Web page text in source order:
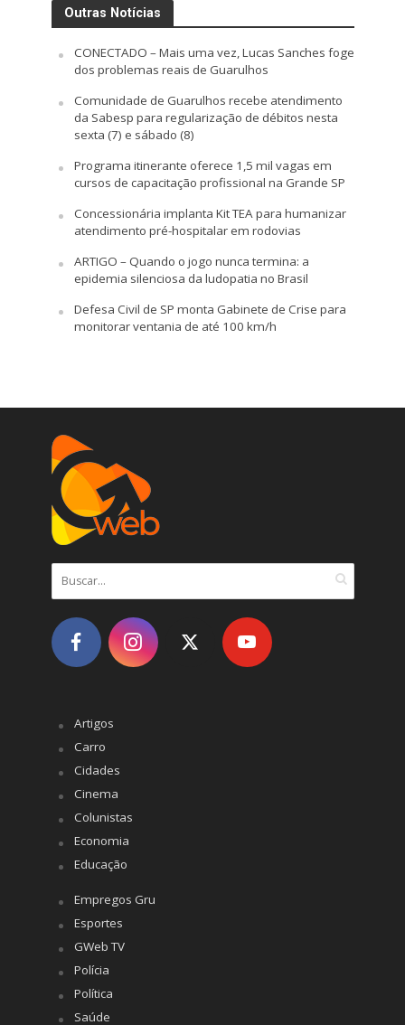
Outras Notícias
CONECTADO – Mais uma vez, Lucas Sanches foge
dos problemas reais de Guarulhos
Comunidade de Guarulhos recebe atendimento
da Sabesp para regularização de débitos nesta
sexta (7) e sábado (8)
Programa itinerante oferece 1,5 mil vagas em
cursos de capacitação profissional na Grande SP
Concessionária implanta Kit TEA para humanizar
atendimento pré-hospitalar em rodovias
ARTIGO – Quando o jogo nunca termina: a
epidemia silenciosa da ludopatia no Brasil
Defesa Civil de SP monta Gabinete de Crise para
monitorar ventania de até 100 km/h
Artigos
Carro
Cidades
Cinema
Colunistas
Economia
Educação
Empregos Gru
Esportes
GWeb TV
Polícia
Política
Saúde